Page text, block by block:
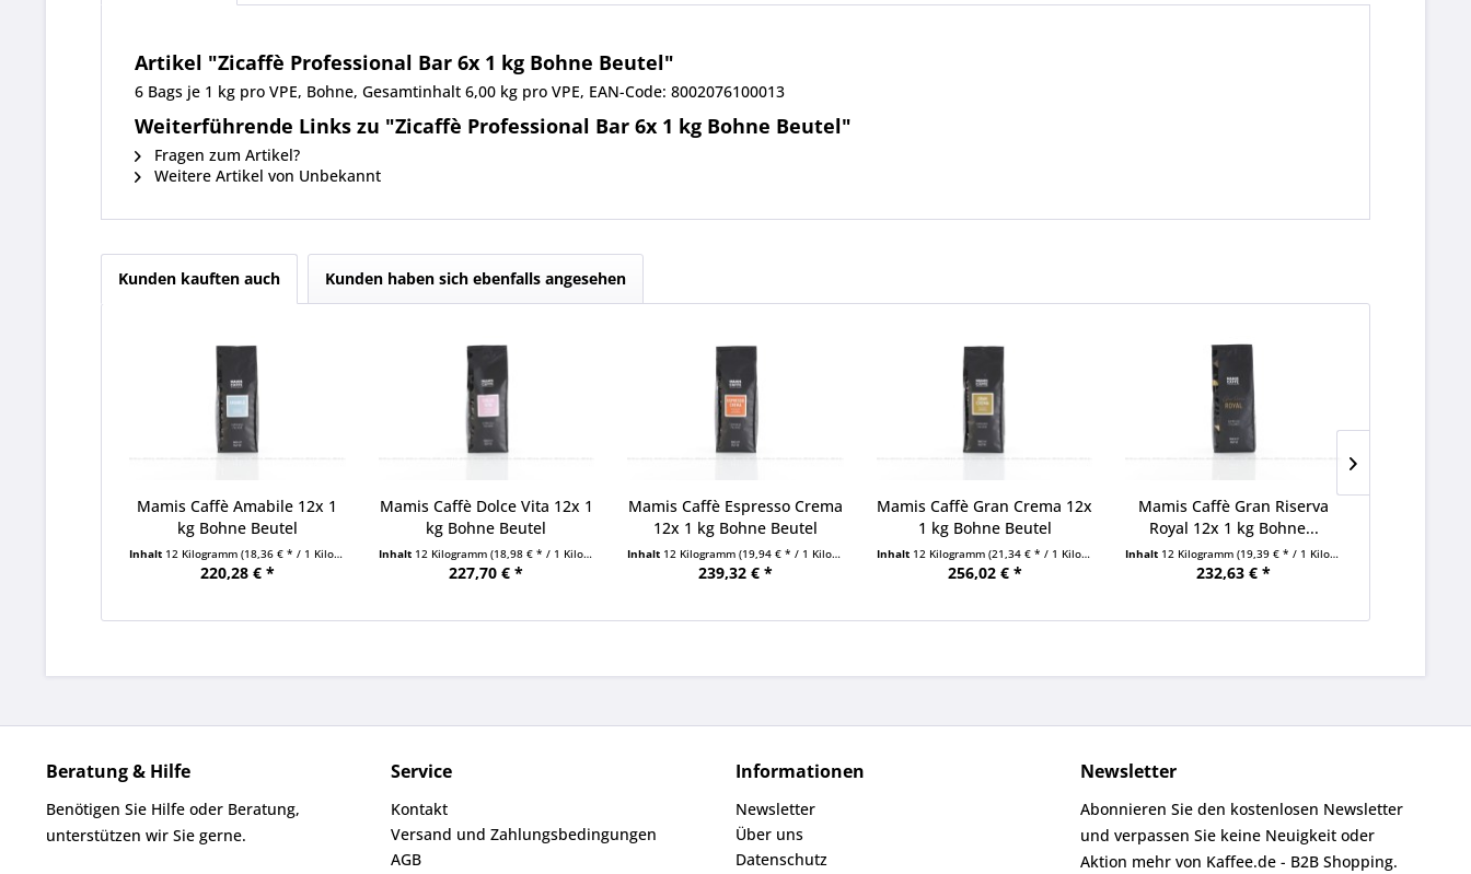
Artikel "Zicaffè Professional Bar 6x 1 kg Bohne Beutel"
6 Bags je 1 kg pro VPE, Bohne, Gesamtinhalt 6,00 kg pro VPE, EAN-Code: 8002076100013
Weiterführende Links zu "Zicaffè Professional Bar 6x 1 kg Bohne Beutel"
Fragen zum Artikel?
Weitere Artikel von Unbekannt
Kunden kauften auch Kunden haben sich ebenfalls angesehen
Mamis Caffè Amabile 12x 1
kg Bohne Beutel
Inhalt 12 Kilogramm (18,36 € * / 1 Kilogramm)
220,28 € *
Mamis Caffè Dolce Vita 12x 1
kg Bohne Beutel
Inhalt 12 Kilogramm (18,98 € * / 1 Kilogramm)
227,70 € *
Mamis Caffè Espresso Crema
12x 1 kg Bohne Beutel
Inhalt 12 Kilogramm(19,94 € * / 1 Kilogramm)
239,32 € *
Mamis Caffè Gran Crema 12x
1 kg Bohne Beutel
Inhalt 12 Kilogramm (21,34 € * / 1 Kilogramm)
256,02 € *
Mamis Caffè Gran Riserva
Royal 12x 1 kg Bohne...
Inhalt 12 Kilogramm(19,39 € * / 1 Kilogramm)
232,63 € *
Beratung & Hilfe
Benötigen Sie Hilfe oder Beratung,
unterstützen wir Sie gerne.
Service
Kontakt
Versand und Zahlungsbedingungen
AGB
Informationen
Newsletter
Über uns
Datenschutz
Newsletter
Abonnieren Sie den kostenlosen Newsletter
und verpassen Sie keine Neuigkeit oder
Aktion mehr von Kaffee.de - B2B Shopping.